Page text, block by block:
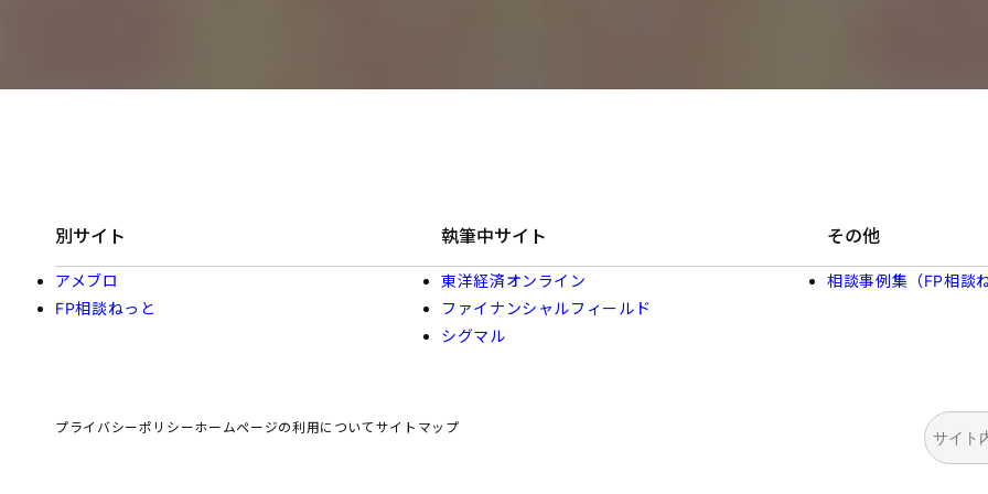
別サイト
アメブロ
FP相談ねっと
執筆中サイト
東洋経済オンライン
ファイナンシャルフィールド
シグマル
その他
相談事例集（FP相談
プライバシーポリシーホームページの利用について サイトマップ
検
索